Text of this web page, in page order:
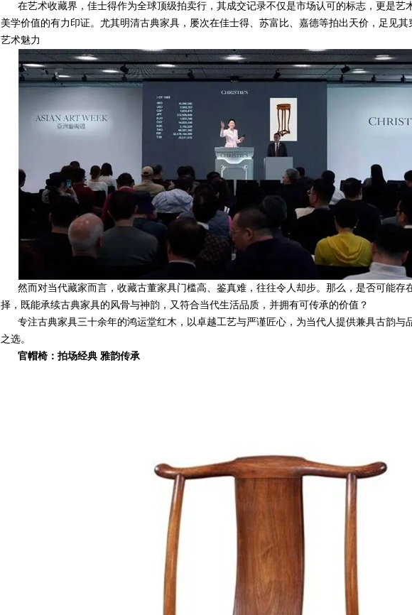
在艺术收藏界，佳士得作为全球顶级拍卖行，其成交记录不仅是市场认可的标志，更是艺
美学价值的有力印证。尤其明清古典家具，屡次在佳士得、苏富比、嘉德等拍出天价，足见其
艺术魅力
然而对当代藏家而言，收藏古董家具门槛高、鉴真难，往往令人却步。那么，是否可能存
择，既能承续古典家具的风骨与神韵，又符合当代生活品质，并拥有可传承的价值？
专注古典家具三十余年的鸿运堂红木，以卓越工艺与严谨匠心，为当代人提供兼具古韵与
之选。
官帽椅：拍场经典 雅韵传承